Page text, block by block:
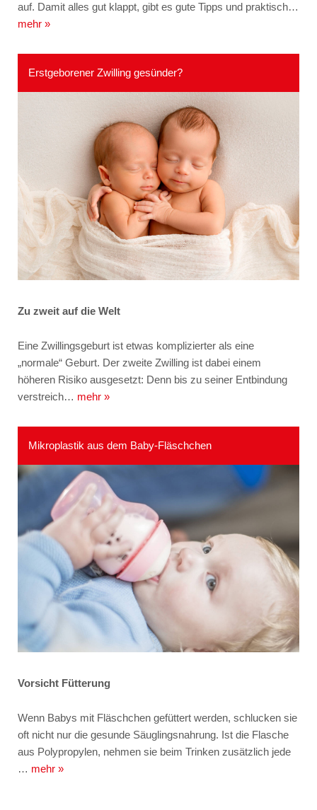
auf. Damit alles gut klappt, gibt es gute Tipps und praktisch…
mehr »
Erstgeborener Zwilling gesünder?
Zu zweit auf die Welt
Eine Zwillingsgeburt ist etwas komplizierter als eine
„normale“ Geburt. Der zweite Zwilling ist dabei einem
höheren Risiko ausgesetzt: Denn bis zu seiner Entbindung
verstreich… mehr »
Mikroplastik aus dem Baby-Fläschchen
Vorsicht Fütterung
Wenn Babys mit Fläschchen gefüttert werden, schlucken sie
oft nicht nur die gesunde Säuglingsnahrung. Ist die Flasche
aus Polypropylen, nehmen sie beim Trinken zusätzlich jede
… mehr »